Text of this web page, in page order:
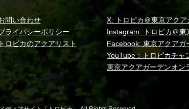
問い合わせ
ライバシーポリシー
ロピカのアクアリスト
X: トロピカ＠東京アクア
Instagram: トロピカ＠東
Facebook: 東京アクアガ
YouTube：トロピカチャ
東京アクアガーデンオン